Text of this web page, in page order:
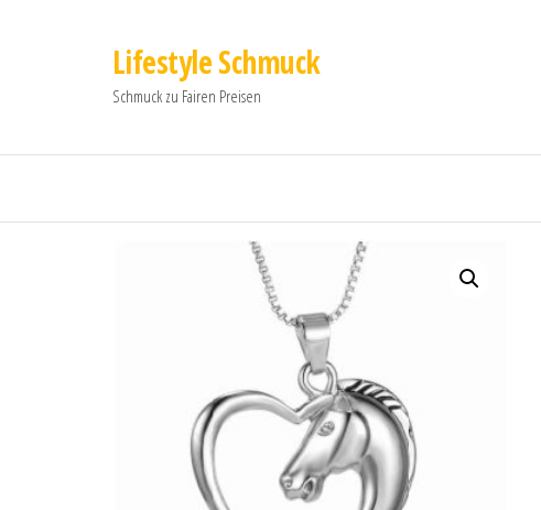
Lifestyle Schmuck
Schmuck zu Fairen Preisen